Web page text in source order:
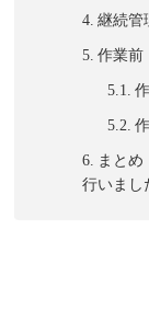
継続管
作業前
まとめ
行いまし